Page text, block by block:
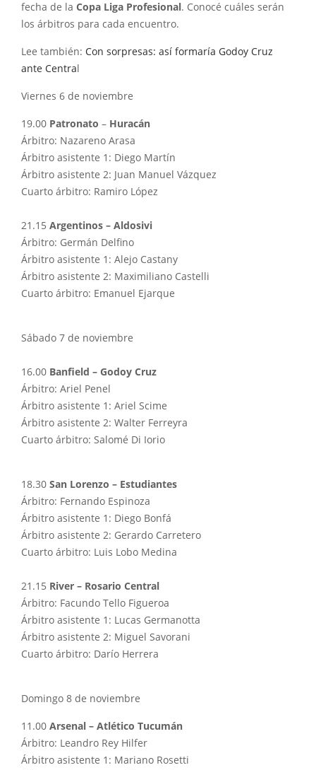
fecha de la Copa Liga Profesional. Conocé cuáles serán
los árbitros para cada encuentro.
Lee también: Con sorpresas: así formaría Godoy Cruz
ante Central
Viernes 6 de noviembre
19.00 Patronato – Huracán
Árbitro: Nazareno Arasa
Árbitro asistente 1: Diego Martín
Árbitro asistente 2: Juan Manuel Vázquez
Cuarto árbitro: Ramiro López
21.15 Argentinos – Aldosivi
Árbitro: Germán Delfino
Árbitro asistente 1: Alejo Castany
Árbitro asistente 2: Maximiliano Castelli
Cuarto árbitro: Emanuel Ejarque
Sábado 7 de noviembre
16.00 Banfield – Godoy Cruz
Árbitro: Ariel Penel
Árbitro asistente 1: Ariel Scime
Árbitro asistente 2: Walter Ferreyra
Cuarto árbitro: Salomé Di Iorio
18.30 San Lorenzo – Estudiantes
Árbitro: Fernando Espinoza
Árbitro asistente 1: Diego Bonfá
Árbitro asistente 2: Gerardo Carretero
Cuarto árbitro: Luis Lobo Medina
21.15 River – Rosario Central
Árbitro: Facundo Tello Figueroa
Árbitro asistente 1: Lucas Germanotta
Árbitro asistente 2: Miguel Savorani
Cuarto árbitro: Darío Herrera
Domingo 8 de noviembre
11.00 Arsenal – Atlético Tucumán
Árbitro: Leandro Rey Hilfer
Árbitro asistente 1: Mariano Rosetti